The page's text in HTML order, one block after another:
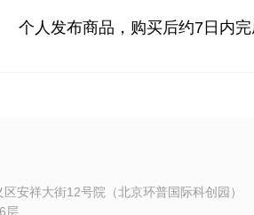
个人发布商品，购买后约7日内
安祥大街12号院（北京环普国际科创园）
层